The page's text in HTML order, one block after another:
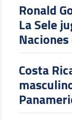
Ronald
La Sele
Naciones
Costa